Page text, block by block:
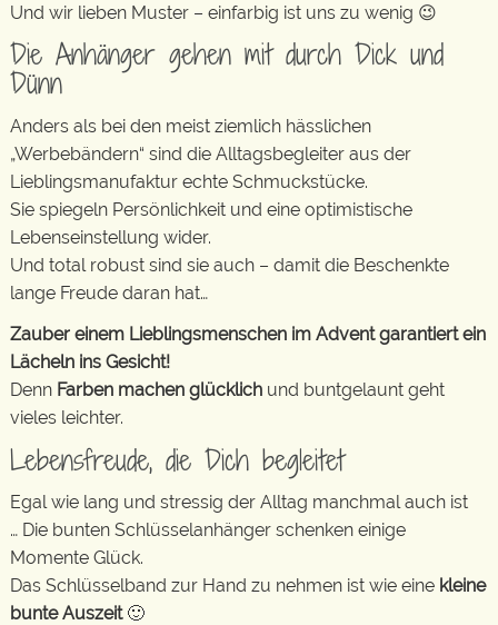
Und wir lieben Muster – einfarbig ist uns zu wenig 😉
Die Anhänger gehen mit durch Dick und
Dünn
Anders als bei den meist ziemlich hässlichen
„Werbebändern“ sind die Alltagsbegleiter aus der
Lieblingsmanufaktur echte Schmuckstücke.
Sie spiegeln Persönlichkeit und eine optimistische
Lebenseinstellung wider.
Und total robust sind sie auch – damit die Beschenkte
lange Freude daran hat…
Zauber einem Lieblingsmenschen im Advent garantiert ein
Lächeln ins Gesicht!
Denn Farben machen glücklich und buntgelaunt geht
vieles leichter.
Lebensfreude, die Dich begleitet
Egal wie lang und stressig der Alltag manchmal auch ist
… Die bunten Schlüsselanhänger schenken einige
Momente Glück.
Das Schlüsselband zur Hand zu nehmen ist wie eine kleine
bunte Auszeit🙂